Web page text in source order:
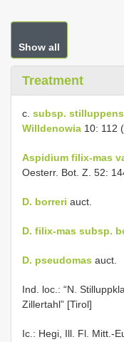
Show all
Treatment
c. subsp.
Willdenowia 10: 112
Aspidium filix-mas
Oesterr. Bot. Z. 52:
D. borreri auct.
D. filix-mas subsp.
D. pseudomas auct.
Ind. loc.: “N.
Zillertahl” [Tirol]
Ic.: Hegi, Ill. Fl. Mitt.-